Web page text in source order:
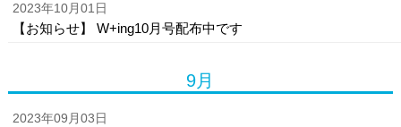
2023年10月01日
【お知らせ】 W+ing10月号配布中です
9月
2023年09月03日